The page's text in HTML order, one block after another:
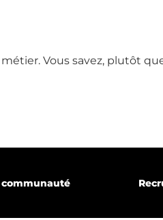
Vous savez, plutôt
communauté